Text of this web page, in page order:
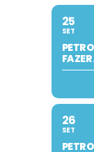
25
SET
26
SET